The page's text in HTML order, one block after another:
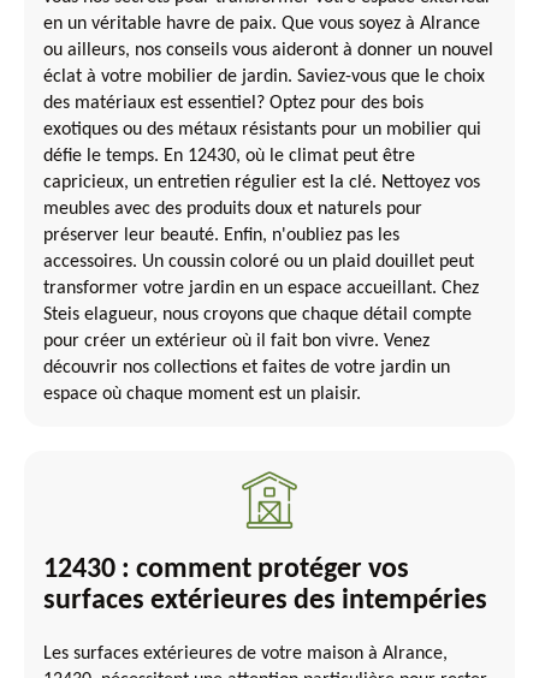
en un véritable havre de paix. Que vous soyez à Alrance
ou ailleurs, nos conseils vous aideront à donner un nouvel
éclat à votre mobilier de jardin. Saviez-vous que le choix
des matériaux est essentiel? Optez pour des bois
exotiques ou des métaux résistants pour un mobilier qui
défie le temps. En 12430, où le climat peut être
capricieux, un entretien régulier est la clé. Nettoyez vos
meubles avec des produits doux et naturels pour
préserver leur beauté. Enfin, n'oubliez pas les
accessoires. Un coussin coloré ou un plaid douillet peut
transformer votre jardin en un espace accueillant. Chez
Steis elagueur, nous croyons que chaque détail compte
pour créer un extérieur où il fait bon vivre. Venez
découvrir nos collections et faites de votre jardin un
espace où chaque moment est un plaisir.
12430 : comment protéger vos
surfaces extérieures des intempéries
Les surfaces extérieures de votre maison à Alrance,